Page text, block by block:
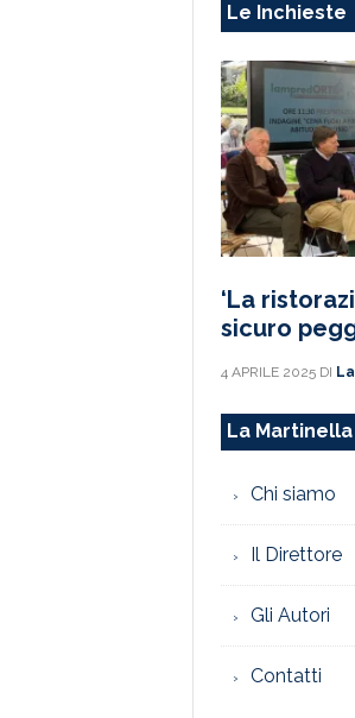
Le Inchieste
‘La
sicuro
4 APRILE 2025 DI
La Martinella
Chi siamo
Il Direttore
Gli Autori
Contatti